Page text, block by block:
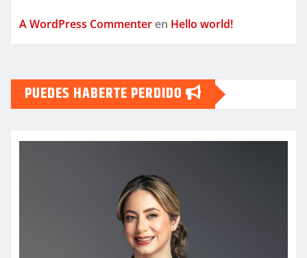
A WordPress Commenter en Hello world!
PUEDES HABERTE PERDIDO